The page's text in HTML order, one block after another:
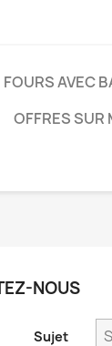
FOURS AVEC
OFFRES SUR
NOUS
Sujet